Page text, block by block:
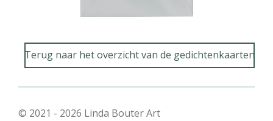
Terug naar het overzicht van de gedichtenkaarten
© 2021 - 2026 Linda Bouter Art